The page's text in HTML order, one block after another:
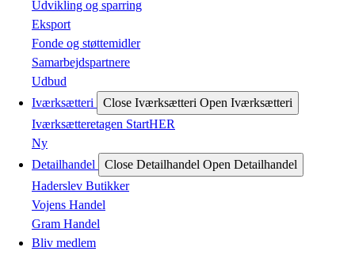
Udvikling og sparring
Eksport
Fonde og støttemidler
Samarbejdspartnere
Udbud
Iværksætteri
Close Iværksætteri Open Iværksætteri
Iværksætteretagen StartHER
Ny
Detailhandel
Close Detailhandel Open Detailhandel
Haderslev Butikker
Vojens Handel
Gram Handel
Bliv medlem